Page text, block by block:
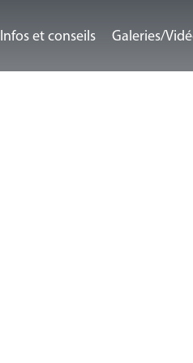
Infos et conseils Galeries/